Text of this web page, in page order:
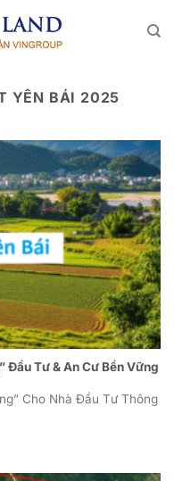
YÊN BÁI 2025
Đầu Tư & An Cư Bền Vững
Cho Nhà Đầu Tư Thông